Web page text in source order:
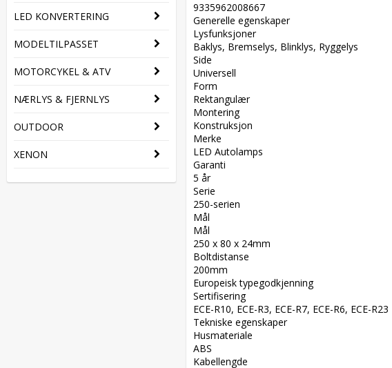
LED KONVERTERING
MODELTILPASSET
MOTORCYKEL & ATV
NÆRLYS & FJERNLYS
OUTDOOR
XENON
9335962008667
Generelle egenskaper
Lysfunksjoner
Baklys, Bremselys, Blinklys, Ryggelys
Side
Universell
Form
Rektangulær
Montering
Konstruksjon
Merke
LED Autolamps
Garanti
5 år
Serie
250-serien
Mål
Mål
250 x 80 x 24mm
Boltdistanse
200mm
Europeisk typegodkjenning
Sertifisering
ECE-R10, ECE-R3, ECE-R7, ECE-R6, ECE-R23
Tekniske egenskaper
Husmateriale
ABS
Kabellengde